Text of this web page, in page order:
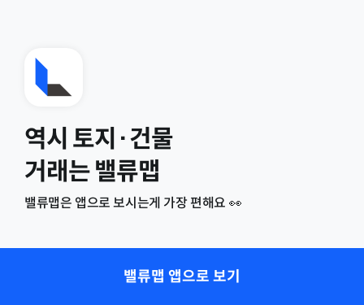
역시 토지·건물
거래는 밸류맵
밸류맵은 앱으로 보시는게 가장 편해요 👀
밸류맵 앱으로 보기